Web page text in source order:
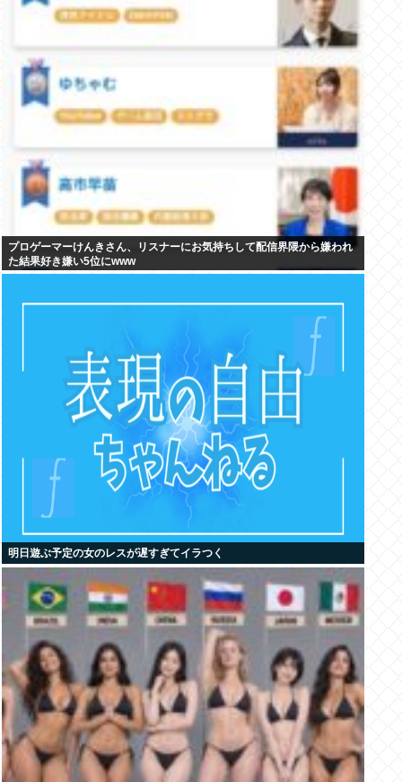
プロゲーマーけんきさん、リスナーにお気持ちして配信界隈から嫌われ
た結果好き嫌い5位にwww
明日遊ぶ予定の女のレスが遅すぎてイラつく